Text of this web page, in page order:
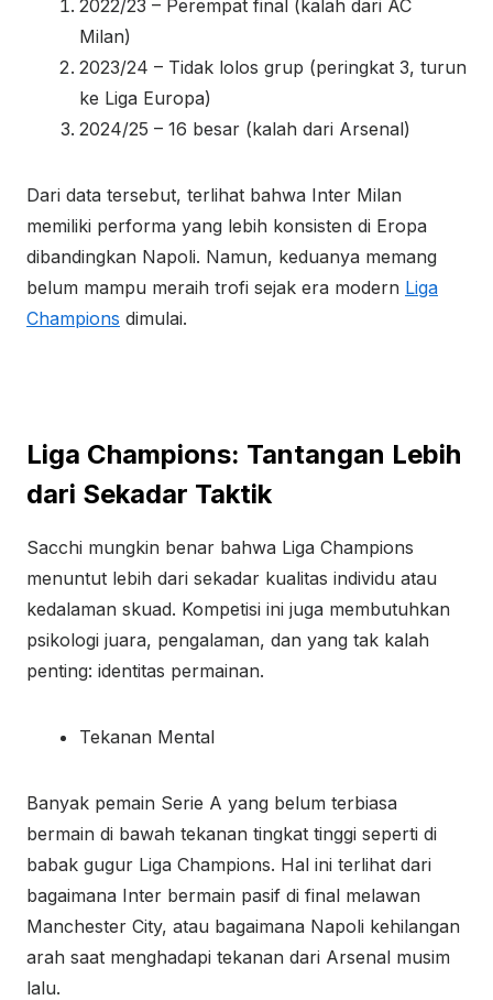
2022/23 – Perempat final (kalah dari AC
Milan)
2023/24 – Tidak lolos grup (peringkat 3, turun
ke Liga Europa)
2024/25 – 16 besar (kalah dari Arsenal)
Dari data tersebut, terlihat bahwa Inter Milan
memiliki performa yang lebih konsisten di Eropa
dibandingkan Napoli. Namun, keduanya memang
belum mampu meraih trofi sejak era modern Liga
Champions dimulai.
Liga Champions: Tantangan Lebih
dari Sekadar Taktik
Sacchi mungkin benar bahwa Liga Champions
menuntut lebih dari sekadar kualitas individu atau
kedalaman skuad. Kompetisi ini juga membutuhkan
psikologi juara, pengalaman, dan yang tak kalah
penting: identitas permainan.
Tekanan Mental
Banyak pemain Serie A yang belum terbiasa
bermain di bawah tekanan tingkat tinggi seperti di
babak gugur Liga Champions. Hal ini terlihat dari
bagaimana Inter bermain pasif di final melawan
Manchester City, atau bagaimana Napoli kehilangan
arah saat menghadapi tekanan dari Arsenal musim
lalu.